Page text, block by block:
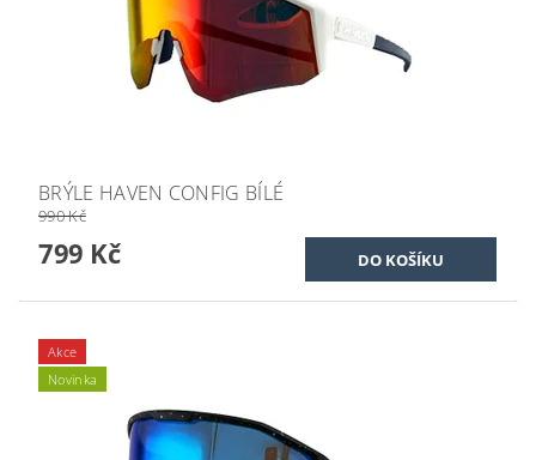
BRÝLE HAVEN CONFIG BÍLÉ
990 Kč
799 Kč
Akce
Novinka